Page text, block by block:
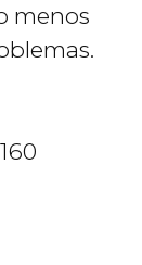
menos
160